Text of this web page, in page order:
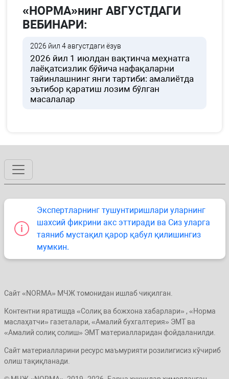
«НОРМА»нинг АВГУСТДАГИ
ВЕБИНАРИ:
2026 йил 4 августдаги ёзув
2026 йил 1 июлдан вақтинча меҳнатга
лаёқатсизлик бўйича нафақаларни
тайинлашнинг янги тартиби: амалиётда
эътибор қаратиш лозим бўлган
масалалар
Экспертларнинг тушунтиришлари уларнинг
шахсий фикрини акс эттиради ва Сиз уларга
таяниб мустақил қарор қабул қилишингиз
мумкин.
Сайт «NORMA» МЧЖ томонидан ишлаб чиқилган.
Контентни яратишда «Солиқ ва божхона хабарлари» , «Норма
маслаҳатчи» газеталари, «Амалий бухгалтерия» ЭМТ ва
«Амалий солиқ солиш» ЭМТ материалларидан фойдаланилди.
Сайт материалларини ресурс маъмурияти розилигисиз кўчириб
олиш тақиқланади.